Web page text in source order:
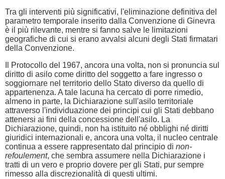
Tra gli interventi più significativi, l'eliminazione definitiva del
parametro temporale inserito dalla Convenzione di Ginevra
è il più rilevante, mentre si fanno salve le limitazioni
geografiche di cui si erano avvalsi alcuni degli Stati firmatari
della Convenzione.
Il Protocollo del 1967, ancora una volta, non si pronuncia sul
diritto di asilo come diritto del soggetto a fare ingresso o
soggiornare nel territorio dello Stato diverso da quello di
appartenenza. A tale lacuna ha cercato di porre rimedio,
almeno in parte, la Dichiarazione sull'asilo territoriale
attraverso l'individuazione dei principi cui gli Stati debbano
attenersi ai fini della concessione dell'asilo. La
Dichiarazione, quindi, non ha istituito né obblighi né diritti
giuridici internazionali e, ancora una volta, il nucleo centrale
continua a essere rappresentato dal principio di non-
refoulement, che sembra assumere nella Dichiarazione i
tratti di un vero e proprio dovere per gli Stati, pur sempre
rimesso alla discrezionalità di questi ultimi.